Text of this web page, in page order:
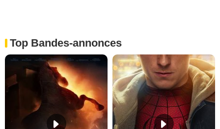
Top Bandes-annonces